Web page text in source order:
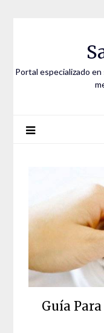
Portal especializado
Guía